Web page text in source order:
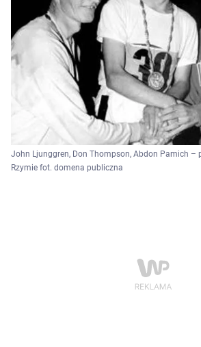
John Ljunggren, Don Thompson, Abdon Pamich –
Rzymie fot. domena publiczna